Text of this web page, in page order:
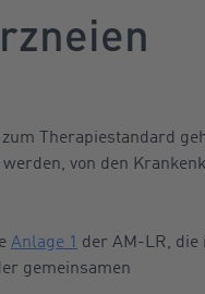
Therapiestandard
von den
Anlage 1 der AM-LR, die
gemeinsamen